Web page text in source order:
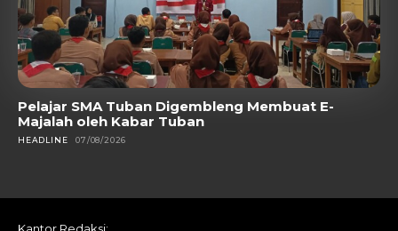
Pelajar SMA Tuban Digembleng Membuat E-
Majalah oleh Kabar Tuban
HEADLINE 07/08/2026